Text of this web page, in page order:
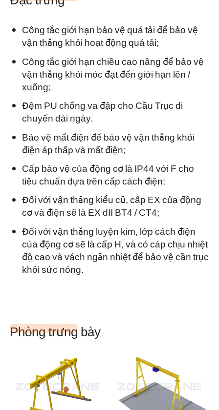
Công tắc giới hạn bảo vệ quá tải để bảo vệ
vận thăng khỏi hoạt động quá tải;
Công tắc giới hạn chiều cao nâng để bảo vệ
vận thăng khỏi móc đạt đến giới hạn lên /
xuống;
Đệm PU chống va đập cho Cầu Trục di
chuyển dài ngày.
Bảo vệ mất điện để bảo vệ vận thăng khỏi
điện áp thấp và mất điện;
Cấp bảo vệ của động cơ là IP44 với F cho
tiêu chuẩn dựa trên cấp cách điện;
Đối với vận thăng kiểu cũ, cấp EX của động
cơ và điện sẽ là EX dII BT4 / CT4;
Đối với vận thăng luyện kim, lớp cách điện
của động cơ sẽ là cấp H, và có cáp chịu nhiệt
độ cao và vách ngăn nhiệt để bảo vệ cần trục
khỏi sức nóng.
Phòng trưng bày